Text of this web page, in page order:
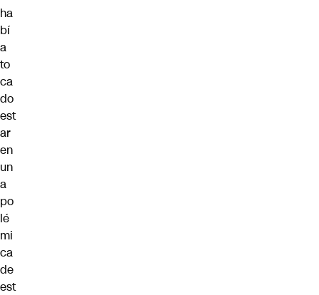
ha
bí
a
to
ca
do
est
ar
en
un
a
po
lé
mi
ca
de
est